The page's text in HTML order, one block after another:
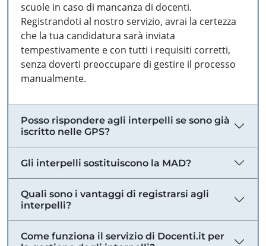
scuole in caso di mancanza di docenti.
Registrandoti al nostro servizio, avrai la certezza
che la tua candidatura sarà inviata
tempestivamente e con tutti i requisiti corretti,
senza doverti preoccupare di gestire il processo
manualmente.
Posso rispondere agli interpelli se sono già
iscritto nelle GPS?
Gli interpelli sostituiscono la MAD?
Quali sono i vantaggi di registrarsi agli
interpelli?
Come funziona il servizio di Docenti.it per